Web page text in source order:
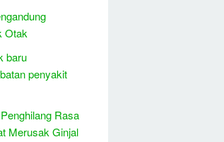
Otak
baru
penyakit
Rasa
Merusak Ginjal